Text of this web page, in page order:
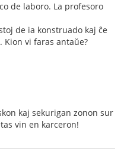
de laboro. La profesoro
de ia konstruado kaj ĉe
vi faras antaŭe?
kaj sekurigan zonon sur
vin en karceron!